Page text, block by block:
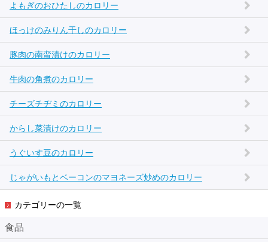
よもぎのおひたしのカロリー
ほっけのみりん干しのカロリー
豚肉の南蛮漬けのカロリー
牛肉の角煮のカロリー
チーズチヂミのカロリー
からし菜漬けのカロリー
うぐいす豆のカロリー
じゃがいもとベーコンのマヨネーズ炒めのカロリー
カテゴリーの一覧
食品